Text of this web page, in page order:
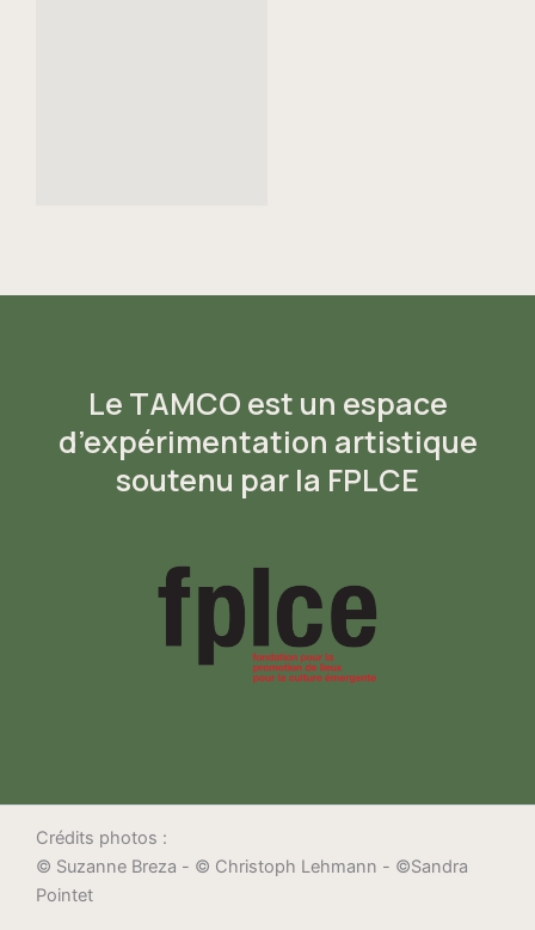
Le TAMCO est un espace
d’expérimentation artistique
soutenu par la FPLCE
Crédits photos :
© Suzanne Breza - © Christoph Lehmann - ©Sandra
Pointet